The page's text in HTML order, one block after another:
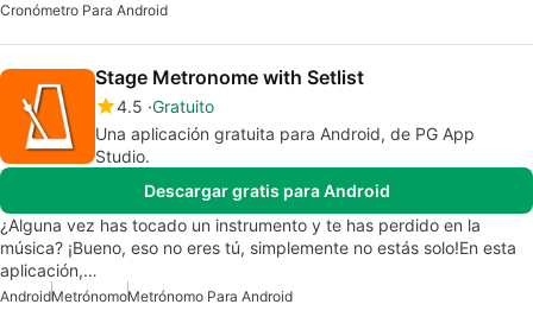
Cronómetro Para Android
Stage Metronome with Setlist
4.5 Gratuito
Una aplicación gratuita para Android, de PG App
Studio.
Descargar gratis para Android
¿Alguna vez has tocado un instrumento y te has perdido en la
música? ¡Bueno, eso no eres tú, simplemente no estás solo!En esta
aplicación,…
AndroidMetrónomoMetrónomo Para Android